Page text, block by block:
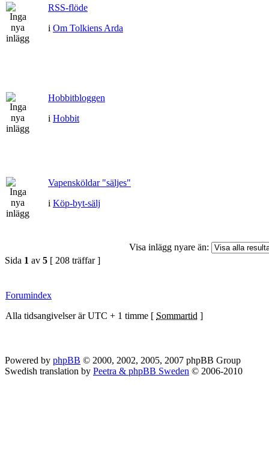
RSS-flöde
i Om Tolkiens Arda
Hobbitbloggen
i Hobbit
Vapensköldar "säljes"
i Köp-byt-sälj
Visa inlägg nyare än:
Sida 1 av 5 [ 208 träffar ]
Forumindex
Alla tidsangivelser är UTC + 1 timme [ Sommartid ]
Powered by phpBB © 2000, 2002, 2005, 2007 phpBB Group
Swedish translation by Peetra & phpBB Sweden © 2006-2010